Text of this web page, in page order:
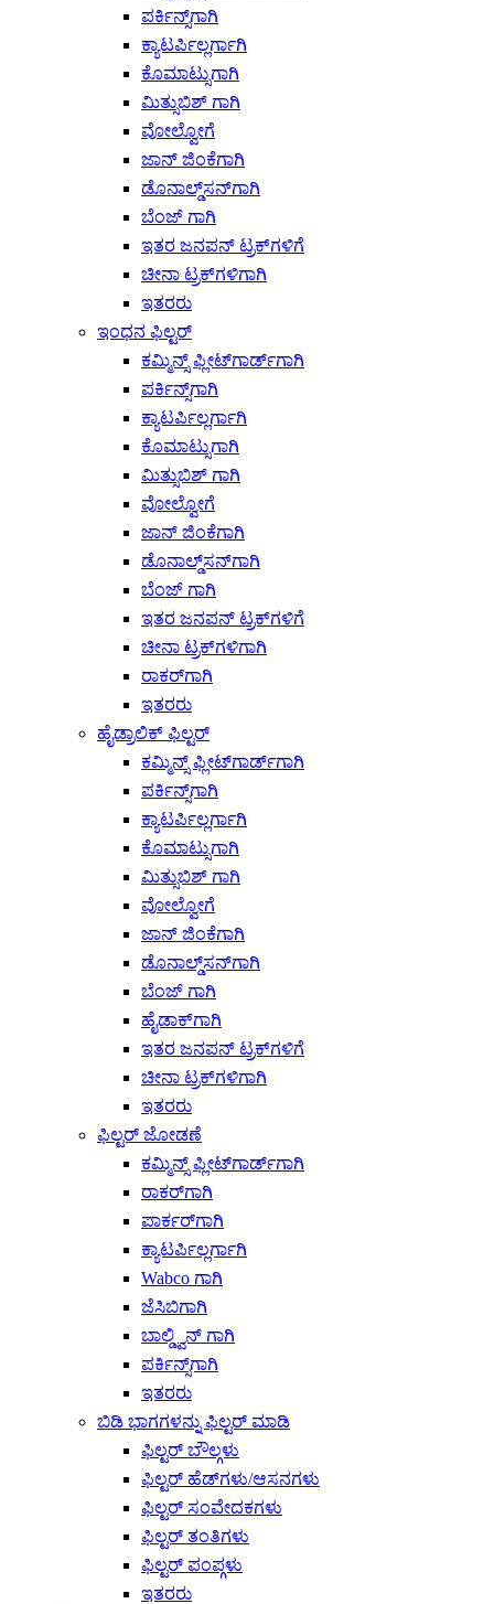
ಪರ್ಕಿನ್ಸ್‌ಗಾಗಿ
ಕ್ಯಾಟರ್ಪಿಲ್ಲರ್ಗಾಗಿ
ಕೊಮಾಟ್ಸುಗಾಗಿ
ಮಿತ್ಸುಬಿಶ್ ಗಾಗಿ
ವೋಲ್ವೋಗೆ
ಜಾನ್ ಜಿಂಕೆಗಾಗಿ
ಡೊನಾಲ್ಡ್‌ಸನ್‌ಗಾಗಿ
ಬೆಂಜ್ ಗಾಗಿ
ಇತರ ಜನಪನ್ ಟ್ರಕ್‌ಗಳಿಗೆ
ಚೀನಾ ಟ್ರಕ್‌ಗಳಿಗಾಗಿ
ಇತರರು
ಇಂಧನ ಫಿಲ್ಟರ್
ಕಮ್ಮಿನ್ಸ್ ಫ್ಲೀಟ್‌ಗಾರ್ಡ್‌ಗಾಗಿ
ಪರ್ಕಿನ್ಸ್‌ಗಾಗಿ
ಕ್ಯಾಟರ್ಪಿಲ್ಲರ್ಗಾಗಿ
ಕೊಮಾಟ್ಸುಗಾಗಿ
ಮಿತ್ಸುಬಿಶ್ ಗಾಗಿ
ವೋಲ್ವೋಗೆ
ಜಾನ್ ಜಿಂಕೆಗಾಗಿ
ಡೊನಾಲ್ಡ್‌ಸನ್‌ಗಾಗಿ
ಬೆಂಜ್ ಗಾಗಿ
ಇತರ ಜನಪನ್ ಟ್ರಕ್‌ಗಳಿಗೆ
ಚೀನಾ ಟ್ರಕ್‌ಗಳಿಗಾಗಿ
ರಾಕರ್‌ಗಾಗಿ
ಇತರರು
ಹೈಡ್ರಾಲಿಕ್ ಫಿಲ್ಟರ್
ಕಮ್ಮಿನ್ಸ್ ಫ್ಲೀಟ್‌ಗಾರ್ಡ್‌ಗಾಗಿ
ಪರ್ಕಿನ್ಸ್‌ಗಾಗಿ
ಕ್ಯಾಟರ್ಪಿಲ್ಲರ್ಗಾಗಿ
ಕೊಮಾಟ್ಸುಗಾಗಿ
ಮಿತ್ಸುಬಿಶ್ ಗಾಗಿ
ವೋಲ್ವೋಗೆ
ಜಾನ್ ಜಿಂಕೆಗಾಗಿ
ಡೊನಾಲ್ಡ್‌ಸನ್‌ಗಾಗಿ
ಬೆಂಜ್ ಗಾಗಿ
ಹೈಡಾಕ್‌ಗಾಗಿ
ಇತರ ಜನಪನ್ ಟ್ರಕ್‌ಗಳಿಗೆ
ಚೀನಾ ಟ್ರಕ್‌ಗಳಿಗಾಗಿ
ಇತರರು
ಫಿಲ್ಟರ್ ಜೋಡಣೆ
ಕಮ್ಮಿನ್ಸ್ ಫ್ಲೀಟ್‌ಗಾರ್ಡ್‌ಗಾಗಿ
ರಾಕರ್‌ಗಾಗಿ
ಪಾರ್ಕರ್‌ಗಾಗಿ
ಕ್ಯಾಟರ್ಪಿಲ್ಲರ್ಗಾಗಿ
Wabco ಗಾಗಿ
ಜೆಸಿಬಿಗಾಗಿ
ಬಾಲ್ಡ್ವಿನ್ ಗಾಗಿ
ಪರ್ಕಿನ್ಸ್‌ಗಾಗಿ
ಇತರರು
ಬಿಡಿ ಭಾಗಗಳನ್ನು ಫಿಲ್ಟರ್ ಮಾಡಿ
ಫಿಲ್ಟರ್ ಬೌಲ್ಗಳು
ಫಿಲ್ಟರ್ ಹೆಡ್‌ಗಳು/ಆಸನಗಳು
ಫಿಲ್ಟರ್ ಸಂವೇದಕಗಳು
ಫಿಲ್ಟರ್ ತಂತಿಗಳು
ಫಿಲ್ಟರ್ ಪಂಪ್ಗಳು
ಇತರರು